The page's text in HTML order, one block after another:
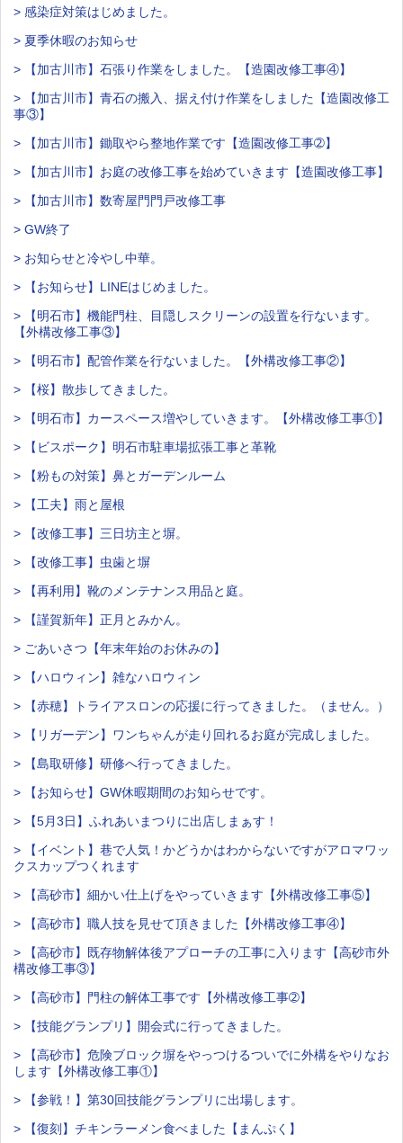
> 感染症対策はじめました。
> 夏季休暇のお知らせ
> 【加古川市】石張り作業をしました。【造園改修工事④】
> 【加古川市】青石の搬入、据え付け作業をしました【造園改修工
事③】
> 【加古川市】鋤取やら整地作業です【造園改修工事➁】
> 【加古川市】お庭の改修工事を始めていきます【造園改修工事】
> 【加古川市】数寄屋門門戸改修工事
> GW終了
> お知らせと冷やし中華。
> 【お知らせ】LINEはじめました。
> 【明石市】機能門柱、目隠しスクリーンの設置を行ないます。
【外構改修工事③】
> 【明石市】配管作業を行ないました。【外構改修工事②】
> 【桜】散歩してきました。
> 【明石市】カースペース増やしていきます。【外構改修工事①】
> 【ビスポーク】明石市駐車場拡張工事と革靴
> 【粉もの対策】鼻とガーデンルーム
> 【工夫】雨と屋根
> 【改修工事】三日坊主と塀。
> 【改修工事】虫歯と塀
> 【再利用】靴のメンテナンス用品と庭。
> 【謹賀新年】正月とみかん。
> ごあいさつ【年末年始のお休みの】
> 【ハロウィン】雑なハロウィン
> 【赤穂】トライアスロンの応援に行ってきました。（ません。）
> 【リガーデン】ワンちゃんが走り回れるお庭が完成しました。
> 【島取研修】研修へ行ってきました。
> 【お知らせ】GW休暇期間のお知らせです。
> 【5月3日】ふれあいまつりに出店しまぁす！
> 【イベント】巷で人気！かどうかはわからないですがアロマワッ
クスカップつくれます
> 【高砂市】細かい仕上げをやっていきます【外構改修工事⑤】
> 【高砂市】職人技を見せて頂きました【外構改修工事④】
> 【高砂市】既存物解体後アプローチの工事に入ります【高砂市外
構改修工事③】
> 【高砂市】門柱の解体工事です【外構改修工事➁】
> 【技能グランプリ】開会式に行ってきました。
> 【高砂市】危険ブロック塀をやっつけるついでに外構をやりなお
します【外構改修工事①】
> 【参戦！】第30回技能グランプリに出場します。
> 【復刻】チキンラーメン食べました【まんぷく】